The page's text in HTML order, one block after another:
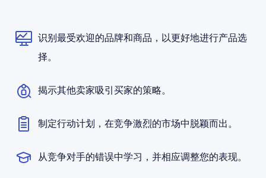
识别最受欢迎的品牌和商品，以更好地进行产品选
择。
揭示其他卖家吸引买家的策略。
制定行动计划，在竞争激烈的市场中脱颖而出。
从竞争对手的错误中学习，并相应调整您的表现。